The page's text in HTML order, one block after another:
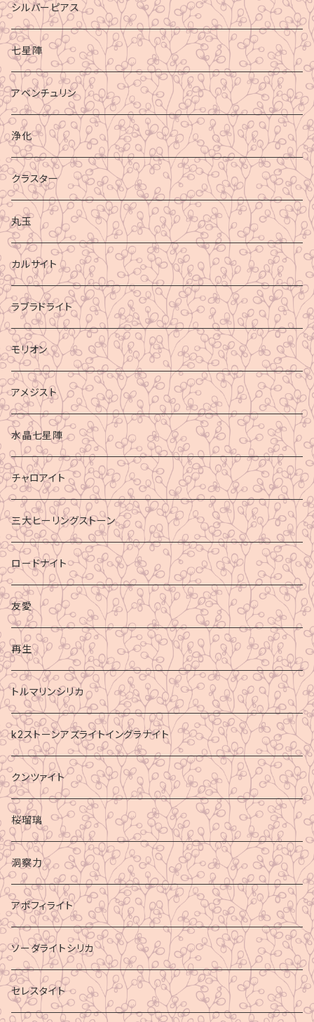
シルバーピアス
七星陣
アベンチュリン
浄化
クラスター
丸玉
カルサイト
ラブラドライト
モリオン
アメジスト
水晶七星陣
チャロアイト
三大ヒーリングストーン
ロードナイト
友愛
再生
トルマリンシリカ
k2ストーンアズライトイングラナイト
クンツァイト
桜瑠璃
洞察力
アポフィライト
ソーダライトシリカ
セレスタイト